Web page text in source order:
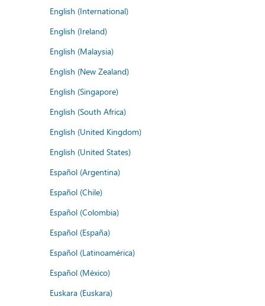
English (International)
English (Ireland)
English (Malaysia)
English (New Zealand)
English (Singapore)
English (South Africa)
English (United Kingdom)
English (United States)
Español (Argentina)
Español (Chile)
Español (Colombia)
Español (España)
Español (Latinoamérica)
Español (México)
Euskara (Euskara)